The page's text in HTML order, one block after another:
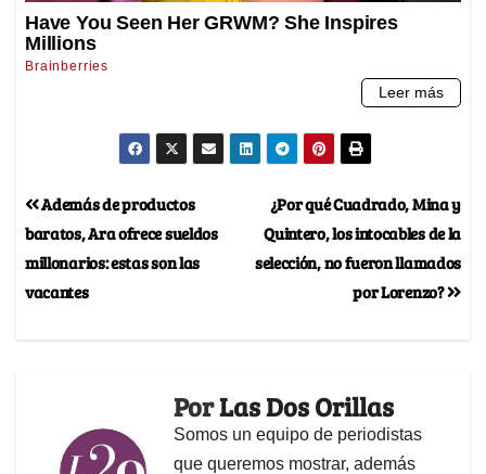
¿Por qué Cuadrado, Mina y
Quintero, los intocables de la
selección, no fueron llamados
por Lorenzo?
Además de productos
baratos, Ara ofrece sueldos
millonarios: estas son las
vacantes
PorLas Dos Orillas
Somos un equipo de periodistas
que queremos mostrar, además